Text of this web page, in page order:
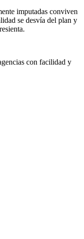
imputadas conviven
se desvía del plan y
con facilidad y